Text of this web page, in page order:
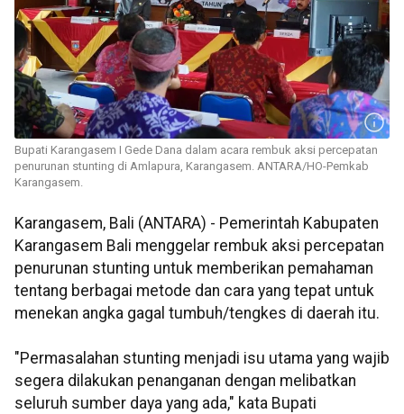
Bupati Karangasem I Gede Dana dalam acara rembuk aksi percepatan
penurunan stunting di Amlapura, Karangasem. ANTARA/HO-Pemkab
Karangasem.
Karangasem, Bali (ANTARA) - Pemerintah Kabupaten
Karangasem Bali menggelar rembuk aksi percepatan
penurunan stunting untuk memberikan pemahaman
tentang berbagai metode dan cara yang tepat untuk
menekan angka gagal tumbuh/tengkes di daerah itu.
"Permasalahan stunting menjadi isu utama yang wajib
segera dilakukan penanganan dengan melibatkan
seluruh sumber daya yang ada," kata Bupati